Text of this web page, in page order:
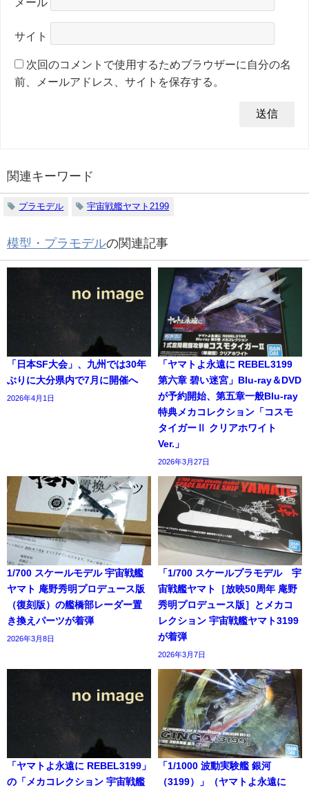
サイト
次回のコメントで使用するためブラウザーに自分の名
前、メールアドレス、サイトを保存する。
関連キーワード
プラモデル 宇宙戦艦ヤマト2199
模型・プラモデルの関連記事
「日本SF大会」、九州では30年
ぶりに大分県内で7月に開催へ
2026年4月1日
「ヤマトよ永遠に REBEL3199
第六章 碧い迷宮」Blu-ray＆DVD
が予約開始、第五章一般Blu-ray
特典メカコレクション「コスモ
タイガーⅡ クリアホワイト
Ver.」
2026年3月27日
1/700 スケールモデル 宇宙戦艦
ヤマト 庵野秀明プロデュース版
（復刻版）の艦橋部レーダー置
き換えパーツが着弾
2026年3月8日
「1/700 スケールプラモデル 宇
宙戦艦ヤマト［放映50周年 庵野
秀明プロデュース版］とメカコ
レクション 宇宙戦艦ヤマト3199
が着弾
2026年3月7日
「ヤマトよ永遠に REBEL3199」
の「メカコレクション 宇宙戦艦
「1/1000 波動実験艦 銀河
（3199）」（ヤマトよ永遠に